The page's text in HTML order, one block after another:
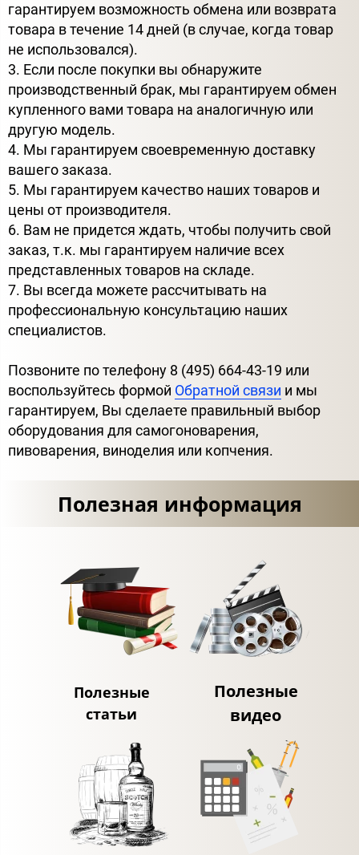
гарантируем возможность обмена или возврата
товара в течение 14 дней (в случае, когда товар
не использовался).
3. Если после покупки вы обнаружите
производственный брак, мы гарантируем обмен
купленного вами товара на аналогичную или
другую модель.
4. Мы гарантируем своевременную доставку
вашего заказа.
5. Мы гарантируем качество наших товаров и
цены от производителя.
6. Вам не придется ждать, чтобы получить свой
заказ, т.к. мы гарантируем наличие всех
представленных товаров на складе.
7. Вы всегда можете рассчитывать на
профессиональную консультацию наших
специалистов.
Позвоните по телефону 8 (495) 664-43-19 или
воспользуйтесь формой Обратной связи и мы
гарантируем, Вы сделаете правильный выбор
оборудования для самогоноварения,
пивоварения, виноделия или копчения.
Полезная информация
Полезные
статьи
Полезные
видео